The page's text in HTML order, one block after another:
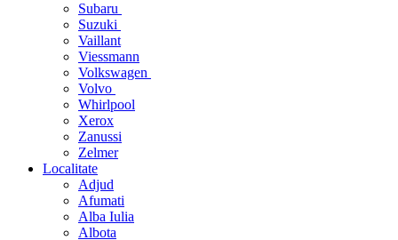
Subaru
Suzuki
Vaillant
Viessmann
Volkswagen
Volvo
Whirlpool
Xerox
Zanussi
Zelmer
Localitate
Adjud
Afumati
Alba Iulia
Albota